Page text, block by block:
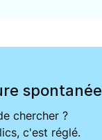
spontanée
chercher ?
c'est réglé.